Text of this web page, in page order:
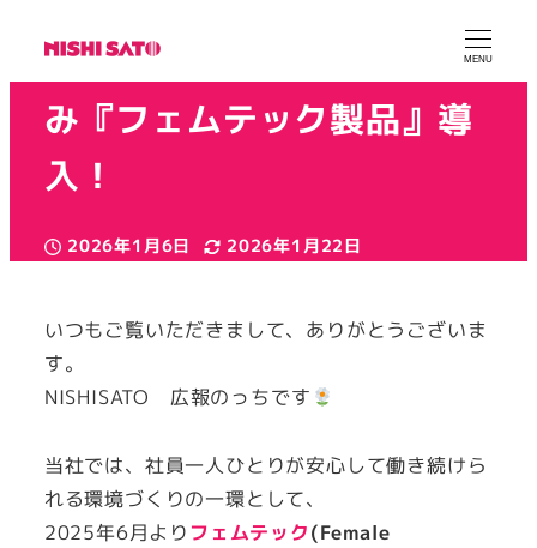
MENU
社員の健康を支える取り組
み『フェムテック製品』導
入！
投稿日
2026年1月6日
更新日
2026年1月22日
者
いつもご覧いただきまして、ありがとうございま
す。
NISHISATO 広報のっちです
当社では、社員一人ひとりが安心して働き続けら
れる環境づくりの一環として、
2025年6月より フェムテック(Female